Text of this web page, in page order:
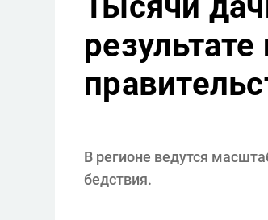
В регионе ведутся
бедствия.